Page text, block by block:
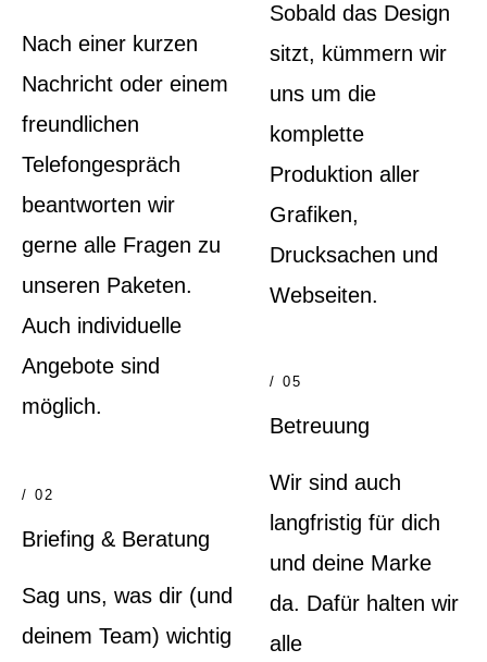
Nach einer kurzen
Nachricht oder einem
freundlichen
Telefongespräch
beantworten wir
gerne alle Fragen zu
unseren Paketen.
Auch individuelle
Angebote sind
möglich.
/ 02
Briefing & Beratung
Sag uns, was dir (und
deinem Team) wichtig
Sobald das Design
sitzt, kümmern wir
uns um die
komplette
Produktion aller
Grafiken,
Drucksachen und
Webseiten.
/ 05
Betreuung
Wir sind auch
langfristig für dich
und deine Marke
da. Dafür halten wir
alle